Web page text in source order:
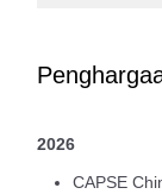
2026
CAPSE